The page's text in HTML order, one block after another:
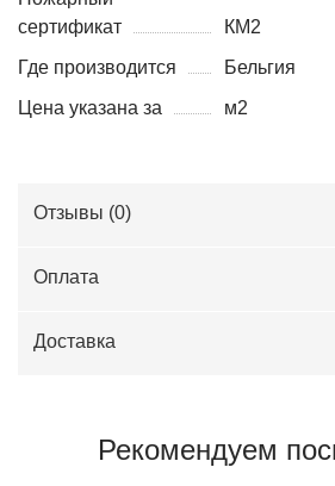
сертификат
КМ2
Где производится
Бельгия
Цена указана за
м2
Отзывы (0)
Оплата
Доставка
Рекомендуем